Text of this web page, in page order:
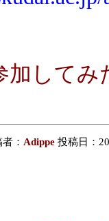
加して
： Adippe投稿日：